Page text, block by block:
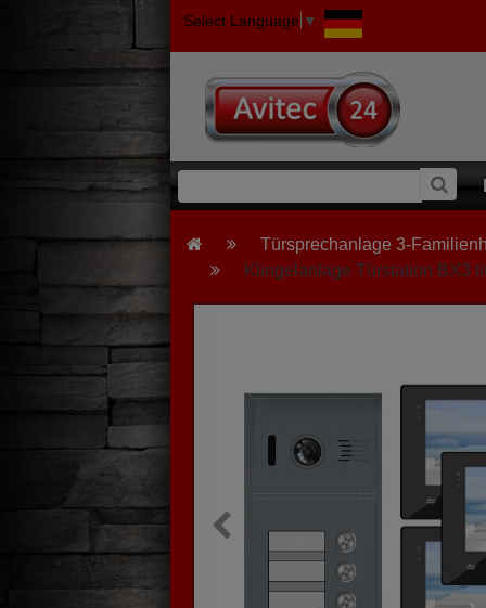
Select Language ▼
Türsprechanlage 3-
Klingelanlage Türstation BX3